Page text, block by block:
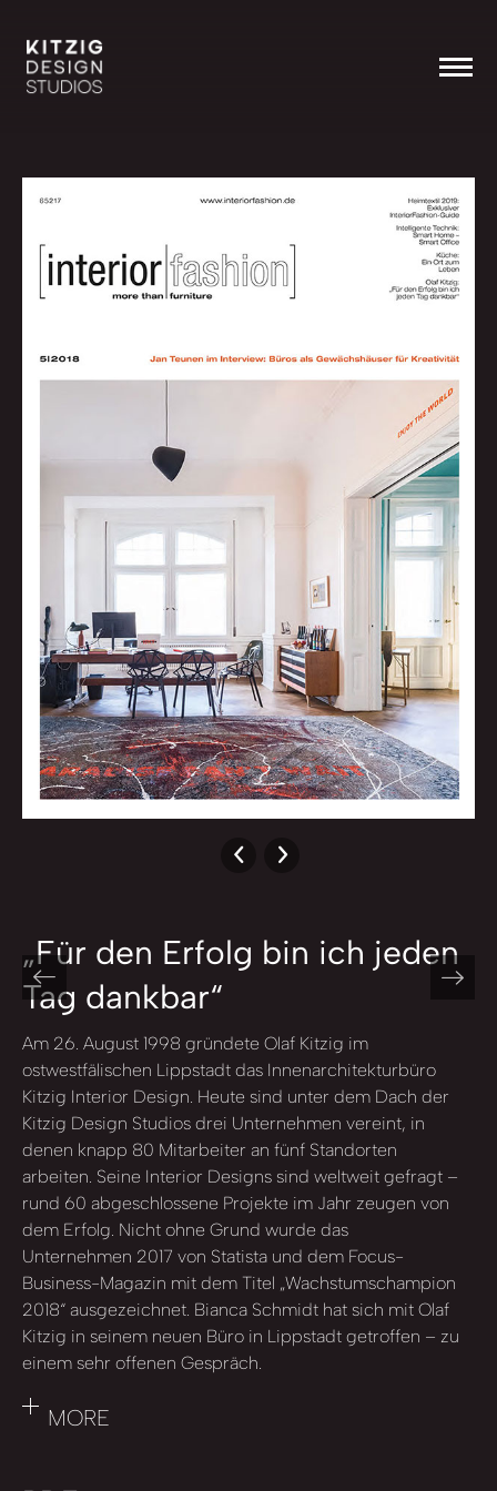
„Für den Erfolg bin ich jeden
Tag dankbar“
Am 26. August 1998 gründete Olaf Kitzig im
ostwestfälischen Lippstadt das Innenarchitekturbüro
Kitzig Interior Design. Heute sind unter dem Dach der
Kitzig Design Studios drei Unternehmen vereint, in
denen knapp 80 Mitarbeiter an fünf Standorten
arbeiten. Seine Interior Designs sind weltweit gefragt –
rund 60 abgeschlossene Projekte im Jahr zeugen von
dem Erfolg. Nicht ohne Grund wurde das
Unternehmen 2017 von Statista und dem Focus-
Business-Magazin mit dem Titel „Wachstumschampion
2018“ ausgezeichnet. Bianca Schmidt hat sich mit Olaf
Kitzig in seinem neuen Büro in Lippstadt getroffen – zu
einem sehr offenen Gespräch.
MORE